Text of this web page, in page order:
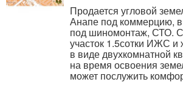
Продается угловой
Анапе под коммерцию,
под шиномонтаж, СТО.
участок 1.5сотки ИЖС
в виде двухкомнатной
на время освоения
может послужить